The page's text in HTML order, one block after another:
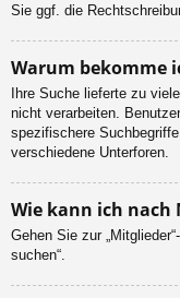
Sie ggf. die
Warum bekomme
Ihre Suche lieferte zu
nicht verarbeiten.
spezifischere
verschiedene Unterforen.
Wie kann ich nach
Gehen Sie zur
suchen“.